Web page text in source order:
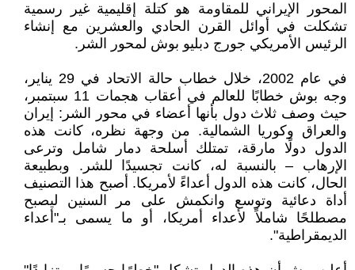
المحور الإيراني للمقاومة هو كتلة إقليمية غير رسمية
تشكلت في أوائل القرن الحادي والعشرين مع إنشاء
الرئيس الأمريكي جورج دبليو بوش لمحور الشر.
في عام 2002، خلال خطاب حالة الاتحاد في 29 يناير،
وجه بوش خطابًا للعالم في أعقاب هجمات 11 سبتمبر،
حيث وصف ثلاث دول بأنها أعضاء في محور الشر: إيران
والعراق وكوريا الشمالية. من وجهة نظره، كانت هذه
الدول دولًا مارقة، تمتلك أسلحة دمار شامل وترعى
الإرهاب – بالنسبة له، كانت تجسيدًا للشر. وبطبيعة
الحال، كانت هذه الدول أعداءً لأمريكا. أصبح هذا التصنيف
أداة دعائية وتوسع وانكمش على مر السنين ليصبح
مصطلحًا شاملاً لأعداء أمريكا، أو ما يسمى بـ"أعداء
الديمقراطية".